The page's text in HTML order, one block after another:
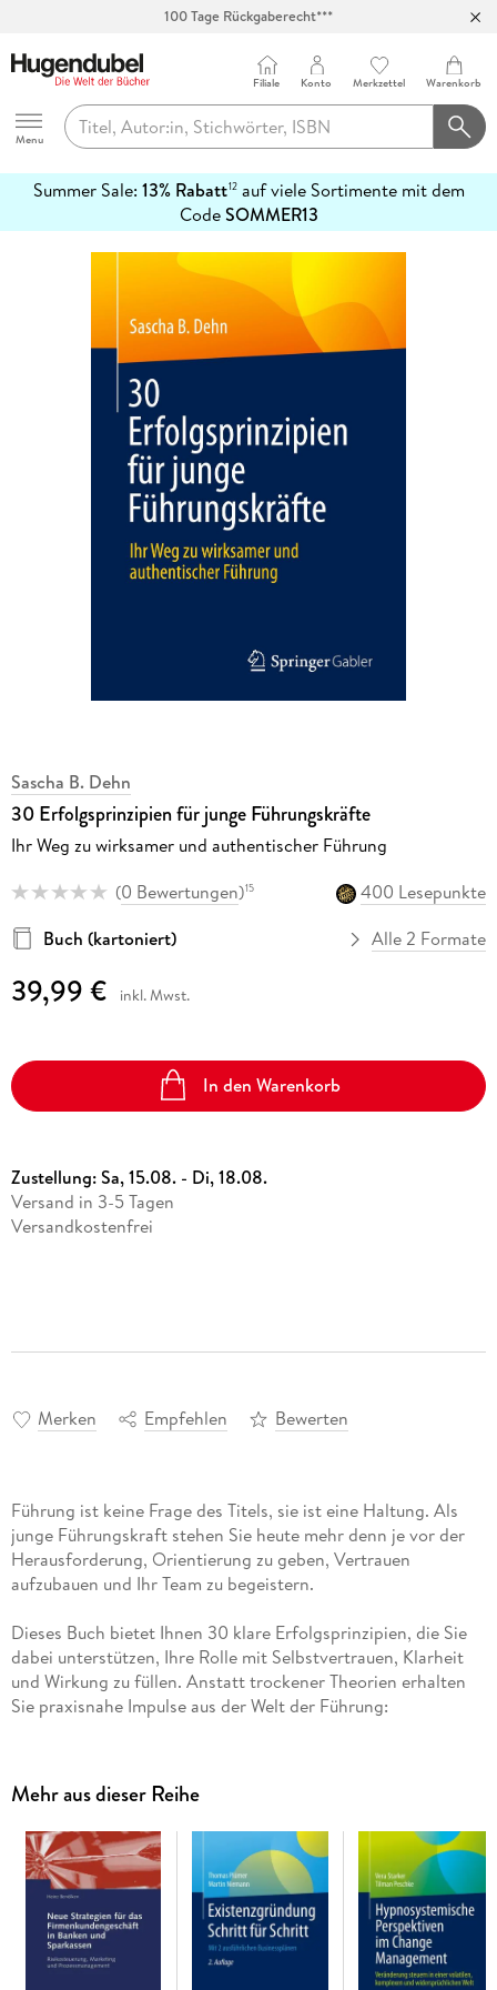
100 Tage Rückgaberecht***
Hugendubel
Menu
Filiale Konto Merkzettel Warenkorb
Summer Sale: 13% Rabatt12auf viele Sortimente mit dem
CodeSOMMER13
erfahren
Sascha B. Dehn
30 Erfolgsprinzipien für junge Führungskräfte
Ihr Weg zu wirksamer und authentischer Führung
(0 Bewertungen)15
400 Lesepunkte
Buch (kartoniert)
Alle 2 Formate
39,99 € inkl. Mwst.
In den Warenkorb
Zustellung:Sa, 15.08. - Di, 18.08.
Versand in 3-5 Tagen
Versandkostenfrei
Merken Empfehlen Bewerten
Führung ist keine Frage des Titels, sie ist eine Haltung. Als
junge Führungskraft stehen Sie heute mehr denn je vor der
Herausforderung, Orientierung zu geben, Vertrauen
aufzubauen und Ihr Team zu begeistern.
Dieses Buch bietet Ihnen 30 klare Erfolgsprinzipien, die Sie
dabei unterstützen, Ihre Rolle mit Selbstvertrauen, Klarheit
und Wirkung zu füllen. Anstatt trockener Theorien erhalten
Sie praxisnahe Impulse aus der Welt der Führung:
Entscheidungsfreude oder Resilienz geht: Hier finden Sie das
Rüstzeug, um Schritt für Schritt zur Führungspersönlichkeit
zu wachsen, die Sie sein wollen.
Ganz nach dem Motto: Stark führen, echt bleiben.
Inhaltsverzeichnis
Mehr aus dieser Reihe